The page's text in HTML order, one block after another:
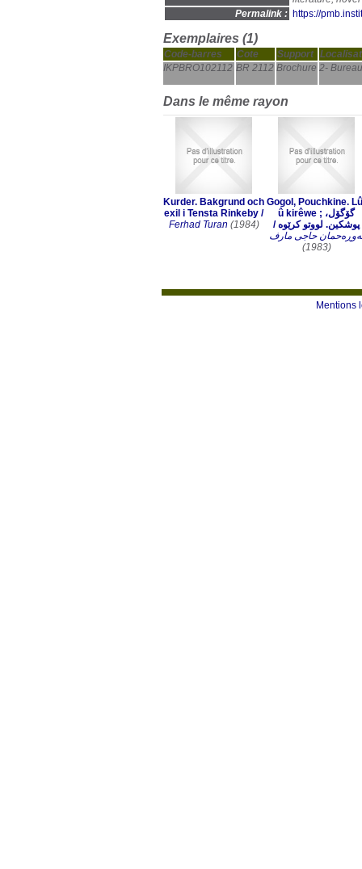
Permalink : https://
Exemplaires (1)
Code-barres Cote Support
IKPBRO102112 BR 2112 Brochure 2-
Dans le même rayon
Kurder. Bakgrund och
exil i Tensta Rinkeby /
Ferhad Turan (1984)
Gogol, Pouchkine.
û kirêwe ; گۆگۆل،
پوشکین. لووتو کرێوە/
حاجی مارف
(1983)
Mentions